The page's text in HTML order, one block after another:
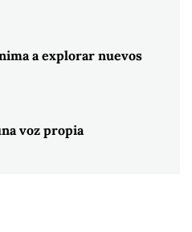
a explorar nuevos
voz propia